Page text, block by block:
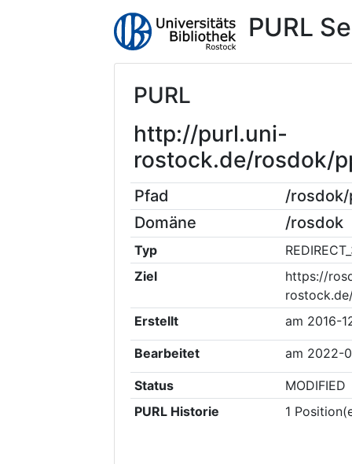
PURL
PURL
http://purl.uni-
rostock.de/rosdok/
Pfad
/
Domäne
/rosdok
Typ
Ziel
https://
Erstellt
am 2016-
Bearbeitet am 2022-
Status
MODIFIED
PURL Historie
1